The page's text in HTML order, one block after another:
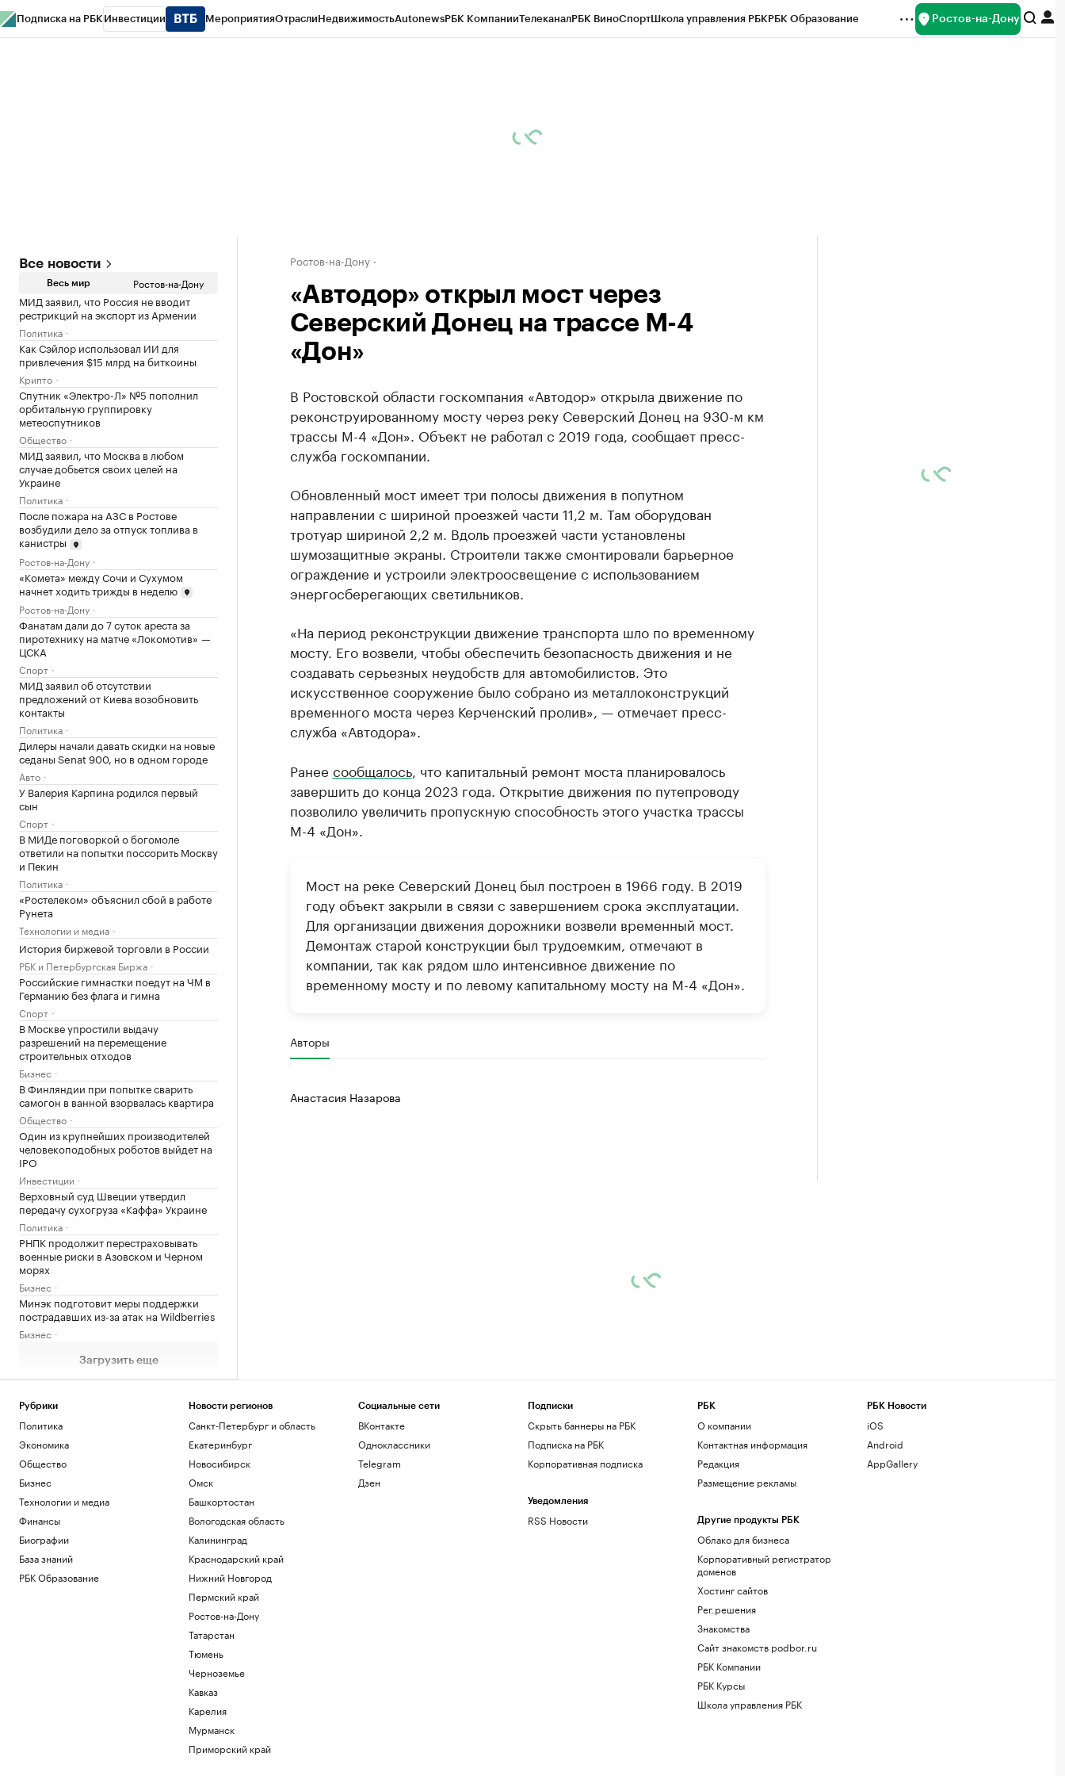
Подписка на РБК Инвестиции МероприятияОтраслиНедвижимостьAutonewsРБК КомпанииТелеканалРБК ВиноСпортШкола управления РБКРБК Образование Ростов-на-Дону
Все новости
Весь мир Ростов-на-Дону
МИД заявил, что Россия не вводит
рестрикций на экспорт из Армении
Политика
Как Сэйлор использовал ИИ для
привлечения $15 млрд на биткоины
Крипто
Спутник «Электро-Л» №5 пополнил
орбитальную группировку
метеоспутников
Общество
МИД заявил, что Москва в любом
случае добьется своих целей на
Украине
Политика
После пожара на АЗС в Ростове
возбудили дело за отпуск топлива в
канистры
Ростов-на-Дону
«Комета» между Сочи и Сухумом
начнет ходить трижды в неделю
Ростов-на-Дону
Фанатам дали до 7 суток ареста за
пиротехнику на матче «Локомотив» —
ЦСКА
Спорт
МИД заявил об отсутствии
предложений от Киева возобновить
контакты
Политика
Дилеры начали давать скидки на новые
седаны Senat 900, но в одном городе
Авто
У Валерия Карпина родился первый
сын
Спорт
В МИДе поговоркой о богомоле
ответили на попытки поссорить Москву
и Пекин
Политика
«Ростелеком» объяснил сбой в работе
Рунета
Технологии и медиа
История биржевой торговли в России
РБК и Петербургская Биржа
Российские гимнастки поедут на ЧМ в
Германию без флага и гимна
Спорт
В Москве упростили выдачу
разрешений на перемещение
строительных отходов
Бизнес
В Финляндии при попытке сварить
самогон в ванной взорвалась квартира
Общество
Один из крупнейших производителей
человекоподобных роботов выйдет на
IPO
Инвестиции
Верховный суд Швеции утвердил
передачу сухогруза «Каффа» Украине
Политика
РНПК продолжит перестраховывать
военные риски в Азовском и Черном
морях
Бизнес
Минэк подготовит меры поддержки
пострадавших из-за атак на Wildberries
Бизнес
Загрузить еще
Ростов-на-Дону
«Автодор» открыл мост через
Северский Донец на трассе М-4
«Дон»
В Ростовской области госкомпания «Автодор» открыла движение по
реконструированному мосту через реку Северский Донец на 930-м км
трассы М-4 «Дон». Объект не работал с 2019 года, сообщает пресс-
служба госкомпании.
Обновленный мост имеет три полосы движения в попутном
направлении с шириной проезжей части 11,2 м. Там оборудован
тротуар шириной 2,2 м. Вдоль проезжей части установлены
шумозащитные экраны. Строители также смонтировали барьерное
ограждение и устроили электроосвещение с использованием
энергосберегающих светильников.
«На период реконструкции движение транспорта шло по временному
мосту. Его возвели, чтобы обеспечить безопасность движения и не
создавать серьезных неудобств для автомобилистов. Это
искусственное сооружение было собрано из металлоконструкций
временного моста через Керченский пролив», — отмечает пресс-
служба «Автодора».
Ранее сообщалось, что капитальный ремонт моста планировалось
завершить до конца 2023 года. Открытие движения по путепроводу
позволило увеличить пропускную способность этого участка трассы
М-4 «Дон».
Мост на реке Северский Донец был построен в 1966 году. В 2019
году объект закрыли в связи с завершением срока эксплуатации.
Для организации движения дорожники возвели временный мост.
Демонтаж старой конструкции был трудоемким, отмечают в
компании, так как рядом шло интенсивное движение по
временному мосту и по левому капитальному мосту на М-4 «Дон».
Авторы
Анастасия Назарова
Рубрики
Политика
Экономика
Общество
Бизнес
Технологии и медиа
Финансы
Биографии
База знаний
РБК Образование
Новости регионов
Санкт-Петербург и область
Екатеринбург
Новосибирск
Омск
Башкортостан
Вологодская область
Калининград
Краснодарский край
Нижний Новгород
Пермский край
Ростов-на-Дону
Татарстан
Тюмень
Черноземье
Кавказ
Карелия
Мурманск
Приморский край
Социальные сети
ВКонтакте
Одноклассники
Telegram
Дзен
Подписки
Скрыть баннеры на РБК
Подписка на РБК
Корпоративная подписка
Уведомления
RSS Новости
РБК
О компании
Контактная информация
Редакция
Размещение рекламы
Другие продукты РБК
Облако для бизнеса
Корпоративный регистратор
доменов
Хостинг сайтов
Рег.решения
Знакомства
Сайт знакомств podbor.ru
РБК Компании
РБК Курсы
Школа управления РБК
РБК Новости
iOS
Android
AppGallery